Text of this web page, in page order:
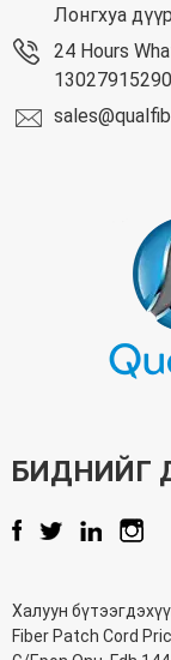
Лонгхуа
24 Hours
13027915290
БИДНИЙГ
Халуун
Fiber Patch Cord